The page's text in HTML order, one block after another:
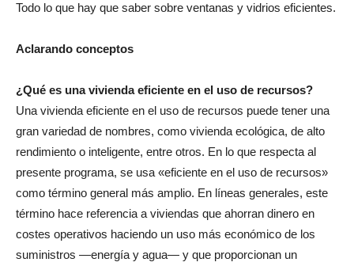
Todo lo que hay que saber sobre ventanas y vidrios eficientes.
Aclarando conceptos
¿Qué es una vivienda eficiente en el uso de recursos?
Una vivienda eficiente en el uso de recursos puede tener una
gran variedad de nombres, como vivienda ecológica, de alto
rendimiento o inteligente, entre otros. En lo que respecta al
presente programa, se usa «eficiente en el uso de recursos»
como término general más amplio. En líneas generales, este
término hace referencia a viviendas que ahorran dinero en
costes operativos haciendo un uso más económico de los
suministros —energía y agua— y que proporcionan un